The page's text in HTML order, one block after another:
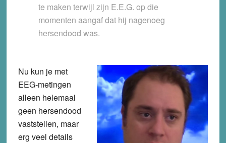
te maken terwijl zijn E.E.G. op die
momenten aangaf dat hij nagenoeg
hersendood was.
Nu kun je met
EEG-metingen
alleen helemaal
geen hersendood
vaststellen, maar
erg veel details